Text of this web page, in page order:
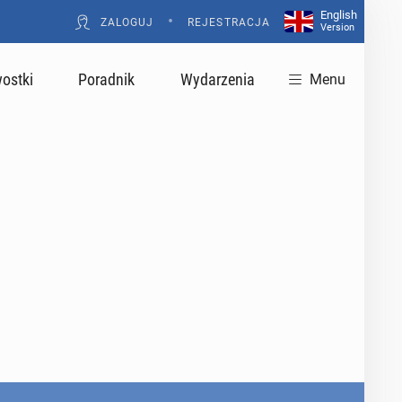
ZALOGUJ • REJESTRACJA
English
Version
Poradnik Wydarzenia Menu